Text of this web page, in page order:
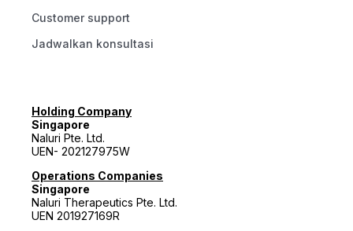
Customer support
Jadwalkan konsultasi
Holding Company
Singapore
Naluri Pte. Ltd.
UEN- 202127975W
Operations Companies
Singapore
Naluri Therapeutics Pte. Ltd.
UEN 201927169R